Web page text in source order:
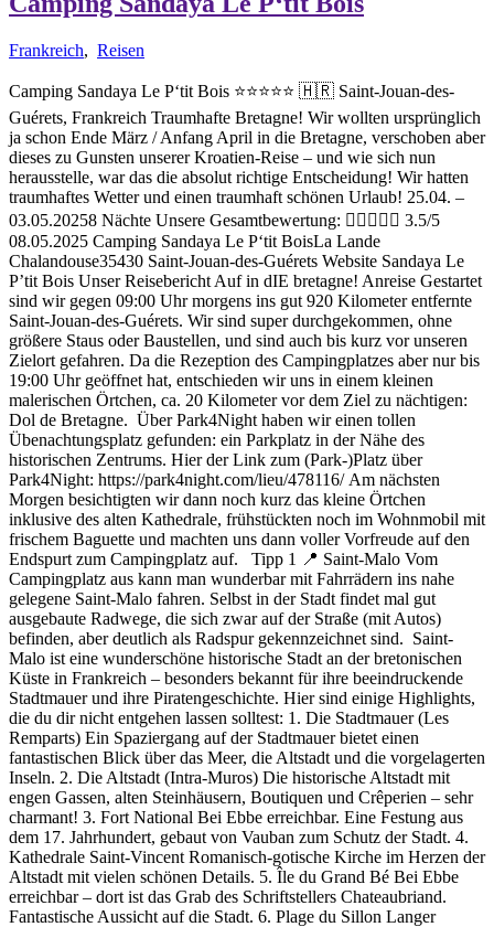
Frankreich, Reisen
Camping Sandaya Le P‘tit Bois ⭐️⭐️⭐️⭐️⭐️ 🇭🇷 Saint-Jouan-des-
Guérets, Frankreich Traumhafte Bretagne! Wir wollten ursprünglich
ja schon Ende März / Anfang April in die Bretagne, verschoben aber
dieses zu Gunsten unserer Kroatien-Reise – und wie sich nun
herausstelle, war das die absolut richtige Entscheidung! Wir hatten
traumhaftes Wetter und einen traumhaft schönen Urlaub! 25.04. –
03.05.20258 Nächte Unsere Gesamtbewertung:  3.5/5
08.05.2025 Camping Sandaya Le P‘tit BoisLa Lande
Chalandouse35430 Saint-Jouan-des-Guérets Website Sandaya Le
P’tit Bois Unser Reisebericht Auf in dIE bretagne! Anreise Gestartet
sind wir gegen 09:00 Uhr morgens ins gut 920 Kilometer entfernte
Saint-Jouan-des-Guérets. Wir sind super durchgekommen, ohne
größere Staus oder Baustellen, und sind auch bis kurz vor unseren
Zielort gefahren. Da die Rezeption des Campingplatzes aber nur bis
19:00 Uhr geöffnet hat, entschieden wir uns in einem kleinen
malerischen Örtchen, ca. 20 Kilometer vor dem Ziel zu nächtigen:
Dol de Bretagne. Über Park4Night haben wir einen tollen
Übenachtungsplatz gefunden: ein Parkplatz in der Nähe des
historischen Zentrums. Hier der Link zum (Park-)Platz über
Park4Night: https://park4night.com/lieu/478116/ Am nächsten
Morgen besichtigten wir dann noch kurz das kleine Örtchen
inklusive des alten Kathedrale, frühstückten noch im Wohnmobil mit
frischem Baguette und machten uns dann voller Vorfreude auf den
Endspurt zum Campingplatz auf. Tipp 1 📍 Saint-Malo Vom
Campingplatz aus kann man wunderbar mit Fahrrädern ins nahe
gelegene Saint-Malo fahren. Selbst in der Stadt findet mal gut
ausgebaute Radwege, die sich zwar auf der Straße (mit Autos)
befinden, aber deutlich als Radspur gekennzeichnet sind. Saint-
Malo ist eine wunderschöne historische Stadt an der bretonischen
Küste in Frankreich – besonders bekannt für ihre beeindruckende
Stadtmauer und ihre Piratengeschichte. Hier sind einige Highlights,
die du dir nicht entgehen lassen solltest: 1. Die Stadtmauer (Les
Remparts) Ein Spaziergang auf der Stadtmauer bietet einen
fantastischen Blick über das Meer, die Altstadt und die vorgelagerten
Inseln. 2. Die Altstadt (Intra-Muros) Die historische Altstadt mit
engen Gassen, alten Steinhäusern, Boutiquen und Crêperien – sehr
charmant! 3. Fort National Bei Ebbe erreichbar. Eine Festung aus
dem 17. Jahrhundert, gebaut von Vauban zum Schutz der Stadt. 4.
Kathedrale Saint-Vincent Romanisch-gotische Kirche im Herzen der
Altstadt mit vielen schönen Details. 5. Île du Grand Bé Bei Ebbe
erreichbar – dort ist das Grab des Schriftstellers Chateaubriand.
Fantastische Aussicht auf die Stadt. 6. Plage du Sillon Langer